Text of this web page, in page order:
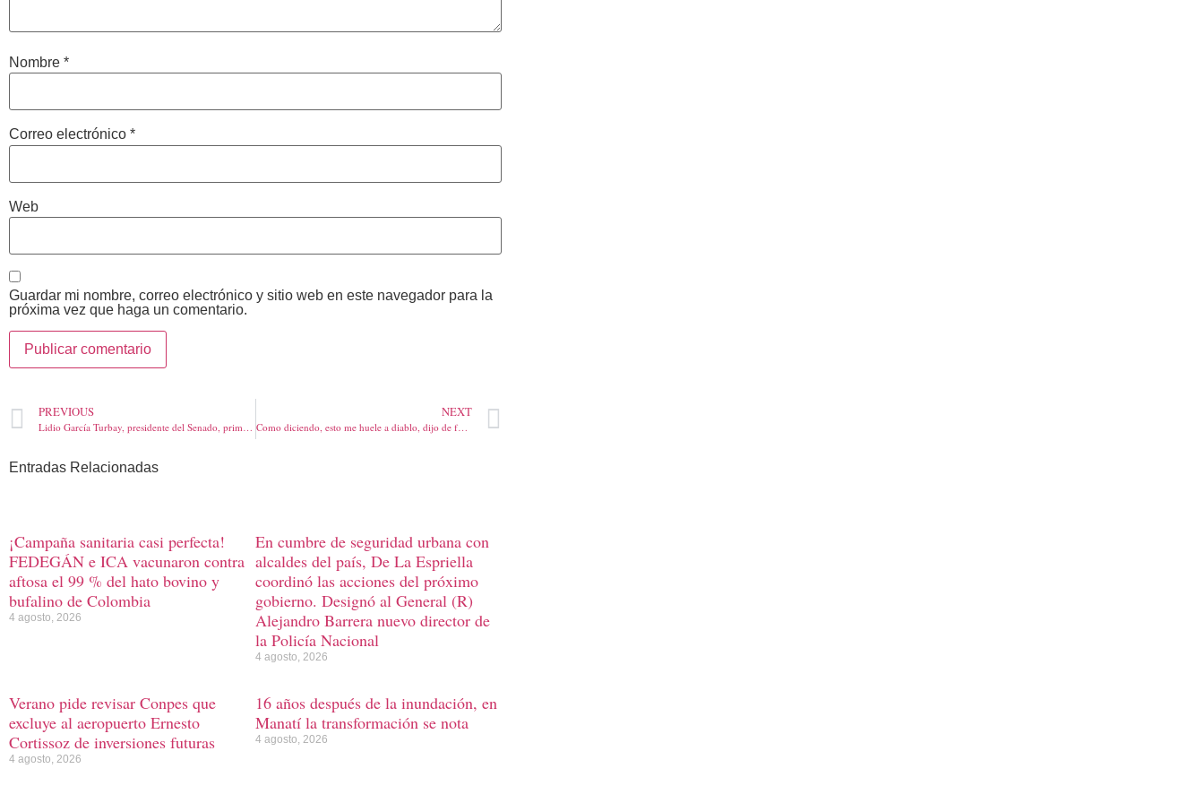
Nombre *
Correo electrónico *
Web
Guardar mi nombre, correo electrónico y sitio web en este navegador para la
próxima vez que haga un comentario.
PREVIOUS
Lidio García Turbay, presidente del Senado, primera vicepresidente Ana Paola Agudelo, y Ana Maria Castañeda, segunda vicepresidente
NEXT
Como diciendo, esto me huele a diablo, dijo de forma certera Lina María Garrido: “Hoy huele a azufre”
Entradas Relacionadas
¡Campaña sanitaria casi perfecta!
FEDEGÁN e ICA vacunaron contra
aftosa el 99 % del hato bovino y
bufalino de Colombia
4 agosto, 2026
En cumbre de seguridad urbana con
alcaldes del país, De La Espriella
coordinó las acciones del próximo
gobierno. Designó al General (R)
Alejandro Barrera nuevo director de
la Policía Nacional
4 agosto, 2026
Verano pide revisar Conpes que
excluye al aeropuerto Ernesto
Cortissoz de inversiones futuras
4 agosto, 2026
16 años después de la inundación, en
Manatí la transformación se nota
4 agosto, 2026